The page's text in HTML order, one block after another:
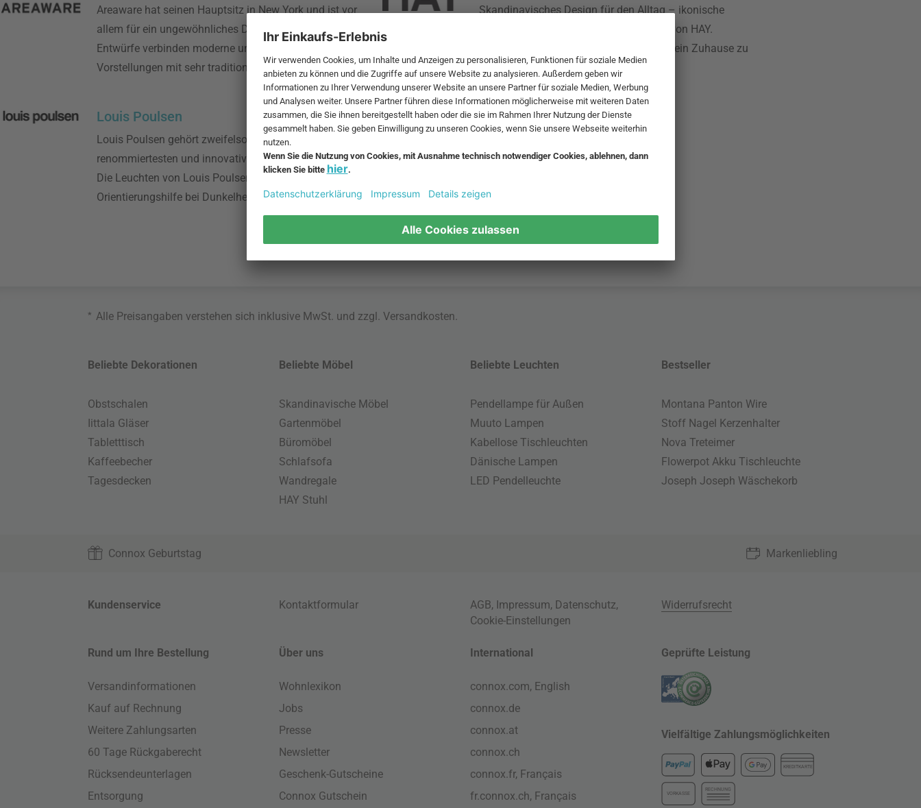
Areaware hat seinen Hauptsitz in New York und ist vor
allem für ein ungewöhnliches Design bekannt. Die
Entwürfe verbinden moderne und geradezu futuristische
Vorstellungen mit sehr traditionellen Elementen.
Skandinavisches Design für den Alltag – ikonische
Möbel, Leuchten und Wohnaccessoires von HAY.
Entdecke Bestseller und Neuheiten, um dein Zuhause zu
verzaubern.
Louis Poulsen
Louis Poulsen gehört zweifelsohne zu den
renommiertesten und innovativsten Leuchtenherstellern.
Die Leuchten von Louis Poulsen sind weit mehr als nur
Orientierungshilfe bei Dunkelheit.
* Alle Preisangaben verstehen sich inklusive MwSt. und zzgl.Versandkosten
Beliebte Dekorationen
Obstschalen
Iittala Gläser
Tabletttisch
Kaffeebecher
Tagesdecken
Beliebte Möbel
Skandinavische Möbel
Gartenmöbel
Büromöbel
Schlafsofa
Wandregale
HAY Stuhl
Beliebte Leuchten
Pendellampe für Außen
Muuto Lampen
Kabellose Tischleuchten
Dänische Lampen
LED Pendelleuchte
Bestseller
Montana Panton Wire
Stoff Nagel Kerzenhalter
Nova Treteimer
Flowerpot Akku Tischleuchte
Joseph Joseph Wäschekorb
Connox Geburtstag Markenliebling
Kundenservice Kontaktformular AGB, Impressum, Datenschutz,
Cookie-Einstellungen
Widerrufsrecht
Rund um Ihre Bestellung
Versandinformationen
Kauf auf Rechnung
Weitere Zahlungsarten
60 Tage Rückgaberecht
Rücksendeunterlagen
Entsorgung
Über uns
Wohnlexikon
Jobs
Presse
Newsletter
Geschenk-Gutscheine
Connox Gutschein
International
connox.com, English
connox.de
connox.at
connox.ch
connox.fr, Français
fr.connox.ch, Français
Geprüfte Leistung
Vielfältige Zahlungsmöglichkeiten
KREDITKARTE
VORKASSE
RECHNUNG